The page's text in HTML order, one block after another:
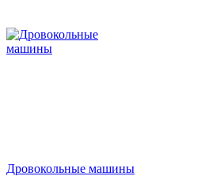
Дровокольные машины